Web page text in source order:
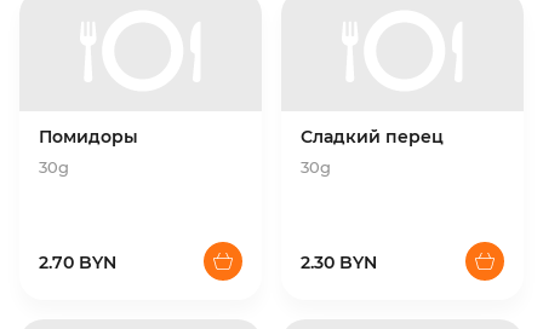
Помидоры
30g
2.70 BYN
Сладкий перец
30g
2.30 BYN